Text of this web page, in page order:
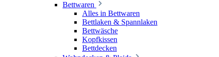
Bettwaren
Alles in Bettwaren
Bettlaken & Spannlaken
Bettwäsche
Kopfkissen
Bettdecken